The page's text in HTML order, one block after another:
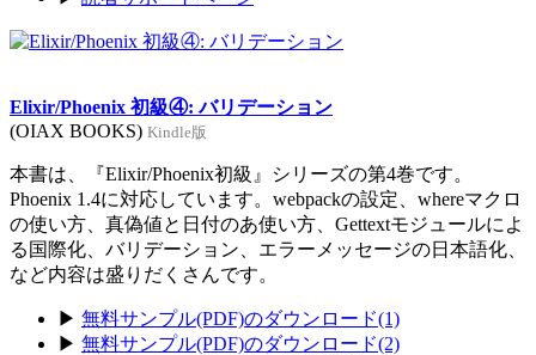
Elixir/Phoenix 初級④: バリデーション
(OIAX BOOKS) Kindle版
本書は、『Elixir/Phoenix初級』シリーズの第4巻です。
Phoenix 1.4に対応しています。webpackの設定、whereマクロ
の使い方、真偽値と日付のあ使い方、Gettextモジュールによ
る国際化、バリデーション、エラーメッセージの日本語化、
など内容は盛りだくさんです。
▶ 無料サンプル(PDF)のダウンロード(1)
▶ 無料サンプル(PDF)のダウンロード(2)